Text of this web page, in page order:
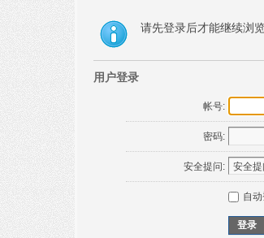
请先登录后才能继续浏
用户登录
帐号:
密码:
安全提问:
自
登录